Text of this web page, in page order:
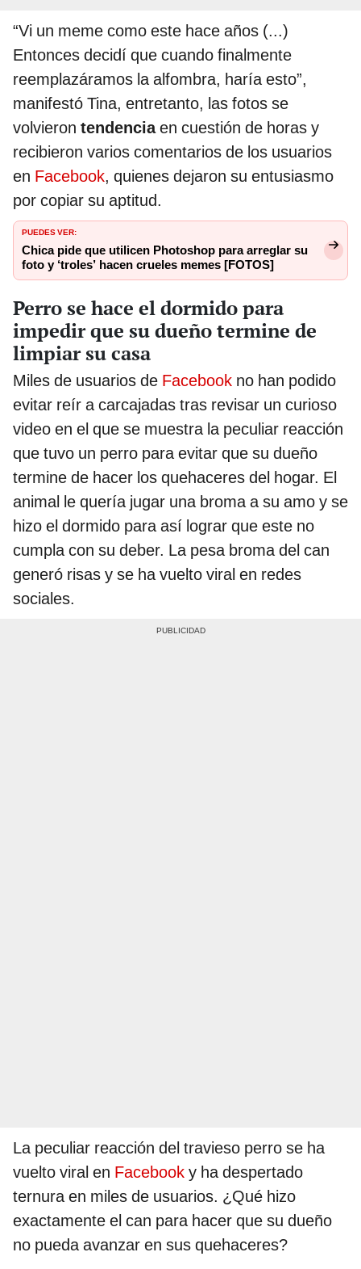
“Vi un meme como este hace años (...)
Entonces decidí que cuando finalmente
reemplazáramos la alfombra, haría esto”,
manifestó Tina, entretanto, las fotos se
volvieron tendenciaen cuestión de horas y
recibieron varios comentarios de los usuarios
en Facebook, quienes dejaron su entusiasmo
por copiar su aptitud.
PUEDES VER:
Chica pide que utilicen Photoshop para arreglar su
foto y ‘troles’ hacen crueles memes [FOTOS]
Perro se hace el dormido para
impedir que su dueño termine de
limpiar su casa
Miles de usuarios de Facebook no han podido
evitar reír a carcajadas tras revisar un curioso
video en el que se muestra la peculiar reacción
que tuvo un perro para evitar que su dueño
termine de hacer los quehaceres del hogar. El
animal le quería jugar una broma a su amo y se
hizo el dormido para así lograr que este no
cumpla con su deber. La pesa broma del can
generó risas y se ha vuelto viral en redes
sociales.
La peculiar reacción del travieso perro se ha
vuelto viral en Facebook y ha despertado
ternura en miles de usuarios. ¿Qué hizo
exactamente el can para hacer que su dueño
no pueda avanzar en sus quehaceres?